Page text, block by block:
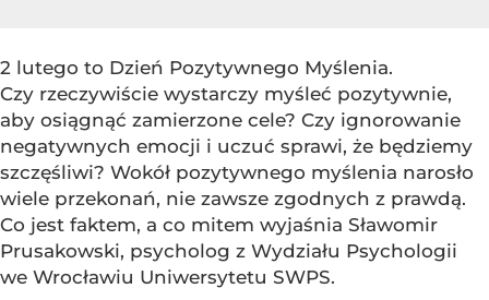
2 lutego to Dzień Pozytywnego Myślenia.
Czy rzeczywiście wystarczy myśleć pozytywnie,
aby osiągnąć zamierzone cele? Czy ignorowanie
negatywnych emocji i uczuć sprawi, że będziemy
szczęśliwi? Wokół pozytywnego myślenia narosło
wiele przekonań, nie zawsze zgodnych z prawdą.
Co jest faktem, a co mitem wyjaśnia Sławomir
Prusakowski, psycholog z Wydziału Psychologii
we Wrocławiu Uniwersytetu SWPS.